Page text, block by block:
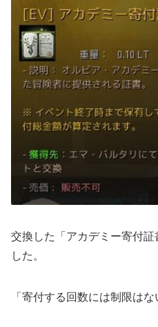
交換した「アカデミー寄付
した。
「寄付する回数には制限はな